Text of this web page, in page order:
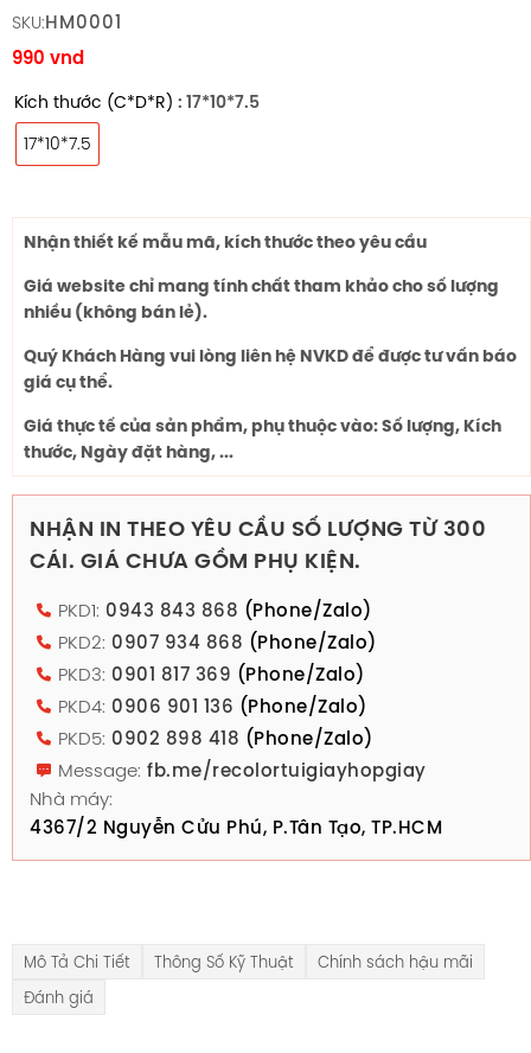
SKU:HM0001
990 vnd
Kích thước (C*D*R) : 17*10*7.5
17*10*7.5
Nhận thiết kế mẫu mã, kích thước theo yêu cầu
Giá website chỉ mang tính chất tham khảo cho số lượng
nhiều (không bán lẻ).
Quý Khách Hàng vui lòng liên hệ NVKD để được tư vấn báo
giá cụ thể.
Giá thực tế của sản phẩm, phụ thuộc vào: Số lượng, Kích
thước, Ngày đặt hàng, ...
NHẬN IN THEO YÊU CẦU SỐ LƯỢNG TỪ 300
CÁI. GIÁ CHƯA GỒM PHỤ KIỆN.
PKD1: 0943 843 868 (Phone/Zalo)
PKD2: 0907 934 868 (Phone/Zalo)
PKD3: 0901 817 369 (Phone/Zalo)
PKD4: 0906 901 136 (Phone/Zalo)
PKD5: 0902 898 418 (Phone/Zalo)
Message: fb.me/recolortuigiayhopgiay
Nhà máy:
4367/2 Nguyễn Cửu Phú, P.Tân Tạo, TP.HCM
Mô Tả Chi Tiết Thông Số Kỹ Thuật
Chính sách hậu mãi
Đánh giá